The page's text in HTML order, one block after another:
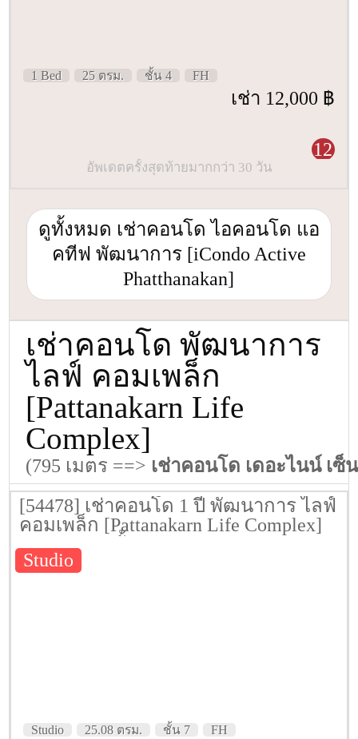
1 Bed 25 ตรม. ชั้น 4 FH
เช่า 12,000 ฿
12
อัพเดตครั้งสุดท้ายมากกว่า 30 วัน
ดูทั้งหมด เช่าคอนโด ไอคอนโด แอ
คทีฟ พัฒนาการ [iCondo Active
Phatthanakan]
เช่าคอนโด พัฒนาการ
ไลฟ์ คอมเพล็ก
[Pattanakarn Life
Complex]
(795 เมตร ==> เช่าคอนโด เดอะไนน์ เซ็
[54478] เช่าคอนโด 1 ปี พัฒนาการ ไลฟ์
คอมเพล็ก [Pattanakarn Life Complex]
25.08 ตรม. ชั้น 7
Studio
Studio 25.08 ตรม. ชั้น 7 FH